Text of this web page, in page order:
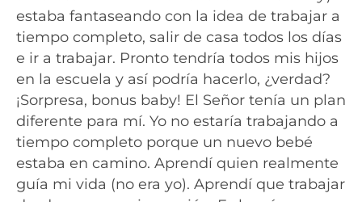
estaba fantaseando con la idea de trabajar a
tiempo completo, salir de casa todos los días
e ir a trabajar. Pronto tendría todos mis hijos
en la escuela y así podría hacerlo, ¿verdad?
¡Sorpresa, bonus baby! El Señor tenía un plan
diferente para mí. Yo no estaría trabajando a
tiempo completo porque un nuevo bebé
estaba en camino. Aprendí quien realmente
guía mi vida (no era yo). Aprendí que trabajar